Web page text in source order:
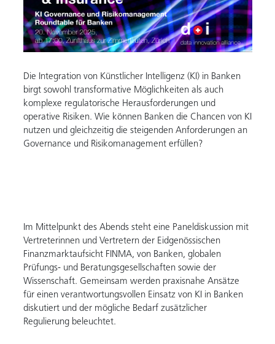
Die Integration von Künstlicher Intelligenz (KI) in Banken
birgt sowohl transformative Möglichkeiten als auch
komplexe regulatorische Herausforderungen und
operative Risiken. Wie können Banken die Chancen von KI
nutzen und gleichzeitig die steigenden Anforderungen an
Governance und Risikomanagement erfüllen?
Im Mittelpunkt des Abends steht eine Paneldiskussion mit
Vertreterinnen und Vertretern der Eidgenössischen
Finanzmarktaufsicht FINMA, von Banken, globalen
Prüfungs- und Beratungsgesellschaften sowie der
Wissenschaft. Gemeinsam werden praxisnahe Ansätze
für einen verantwortungsvollen Einsatz von KI in Banken
diskutiert und der mögliche Bedarf zusätzlicher
Regulierung beleuchtet.